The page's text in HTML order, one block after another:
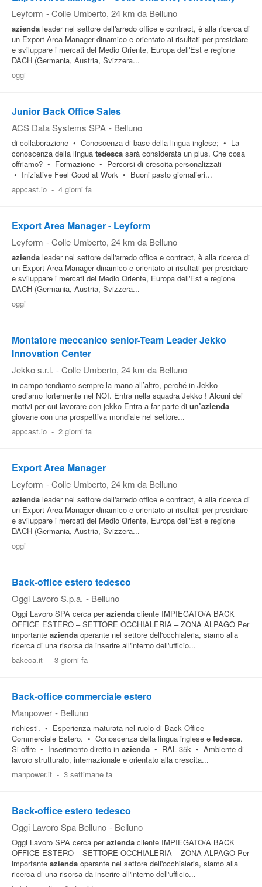
Leyform - Colle Umberto, 24 km da Belluno
azienda leader nel settore dell'arredo office e contract, è alla ricerca di
un Export Area Manager dinamico e orientato ai risultati per presidiare
e sviluppare i mercati del Medio Oriente, Europa dell'Est e regione
DACH (Germania, Austria, Svizzera...
oggi
Junior Back Office Sales
ACS Data Systems SPA - Belluno
di collaborazione • Conoscenza di base della lingua inglese; • La
conoscenza della lingua tedesca sarà considerata un plus. Che cosa
offriamo? • Formazione • Percorsi di crescita personalizzati
• Iniziative Feel Good at Work • Buoni pasto giornalieri...
appcast.io - 4 giorni fa
Export Area Manager - Leyform
Leyform - Colle Umberto, 24 km da Belluno
azienda leader nel settore dell'arredo office e contract, è alla ricerca di
un Export Area Manager dinamico e orientato ai risultati per presidiare
e sviluppare i mercati del Medio Oriente, Europa dell'Est e regione
DACH (Germania, Austria, Svizzera...
oggi
Montatore meccanico senior-Team Leader Jekko
Innovation Center
Jekko s.r.l. - Colle Umberto, 24 km da Belluno
in campo tendiamo sempre la mano all’altro, perché in Jekko
crediamo fortemente nel NOI. Entra nella squadra Jekko ! Alcuni dei
motivi per cui lavorare con jekko Entra a far parte di un’azienda
giovane con una prospettiva mondiale nel settore...
appcast.io - 2 giorni fa
Export Area Manager
Leyform - Colle Umberto, 24 km da Belluno
azienda leader nel settore dell'arredo office e contract, è alla ricerca di
un Export Area Manager dinamico e orientato ai risultati per presidiare
e sviluppare i mercati del Medio Oriente, Europa dell'Est e regione
DACH (Germania, Austria, Svizzera...
oggi
Back-office estero tedesco
Oggi Lavoro S.p.a. - Belluno
Oggi Lavoro SPA cerca perazienda cliente IMPIEGATO/A BACK
OFFICE ESTERO – SETTORE OCCHIALERIA – ZONA ALPAGO Per
importante azienda operante nel settore dell'occhialeria, siamo alla
ricerca di una risorsa da inserire all'interno dell'ufficio...
bakeca.it - 3 giorni fa
Back-office commerciale estero
Manpower - Belluno
richiesti. • Esperienza maturata nel ruolo di Back Office
Commerciale Estero. • Conoscenza della lingua inglese e tedesca.
Si offre • Inserimento diretto in azienda • RAL 35k • Ambiente di
lavoro strutturato, internazionale e orientato alla crescita...
manpower.it - 3 settimane fa
Back-office estero tedesco
Oggi Lavoro Spa Belluno - Belluno
Oggi Lavoro SPA cerca perazienda cliente IMPIEGATO/A BACK
OFFICE ESTERO – SETTORE OCCHIALERIA – ZONA ALPAGO Per
importante azienda operante nel settore dell'occhialeria, siamo alla
ricerca di una risorsa da inserire all'interno dell'ufficio...